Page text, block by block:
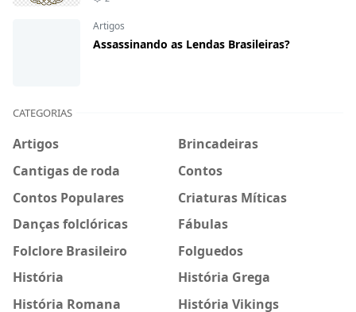
Artigos
Assassinando as Lendas Brasileiras?
CATEGORIAS
Artigos
Brincadeiras
Cantigas de roda
Contos
Contos Populares
Criaturas Míticas
Danças folclóricas
Fábulas
Folclore Brasileiro
Folguedos
História
História Grega
História Romana
História Vikings